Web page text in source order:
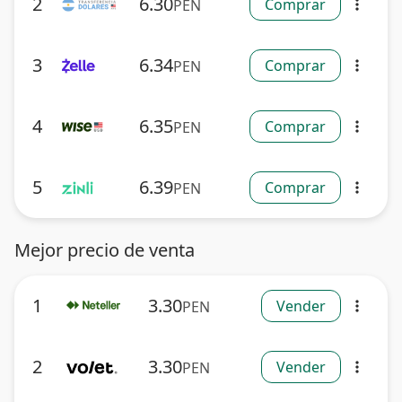
PEN Comprar more_vert
3 6.34PEN Comprar more_vert
4 6.35PEN Comprar more_vert
5 6.39PEN Comprar more_vert
Mejor precio de venta
1 3.30PEN Vender more_vert
2 3.30PEN Vender more_vert